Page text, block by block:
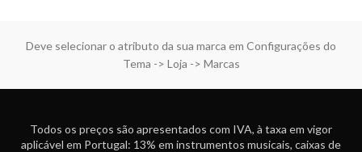
Deve selecionar o atributo da sua marca em Configurações do
Tema -> Loja -> Marcas
Todos os preços são apresentados com IVA, à taxa em vigor
aplicável em Portugal: 13% em instrumentos musicais, caixas de